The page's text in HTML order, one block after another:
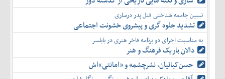
بهمن
اسفند
آذر
دی
بهمن
اسفند
تبیین جامعه شناختی قتل پدر درساری
تشدید جلوه‌ گری و پیشروی خشونت اجتماعی
به مناسبت اجرای دو برنامه فاخر هنری در بابلسر
دالان باریک فرهنگ و هنر
حسن‌کیائیان، نشرچشمه و «امانتی»اش